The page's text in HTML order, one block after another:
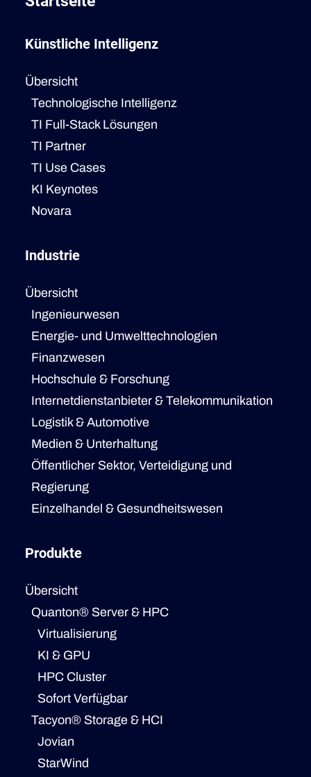
Künstliche Intelligenz
Übersicht
Technologische Intelligenz
TI Full-Stack Lösungen
TI Partner
TI Use Cases
KI Keynotes
Novara
Industrie
Übersicht
Ingenieurwesen
Energie- und Umwelttechnologien
Finanzwesen
Hochschule & Forschung
Internetdienstanbieter & Telekommunikation
Logistik & Automotive
Medien & Unterhaltung
Öffentlicher Sektor, Verteidigung und
Regierung
Einzelhandel & Gesundheitswesen
Produkte
Übersicht
Quanton® Server & HPC
Virtualisierung
KI & GPU
HPC Cluster
Sofort Verfügbar
Tacyon® Storage & HCI
Jovian
StarWind